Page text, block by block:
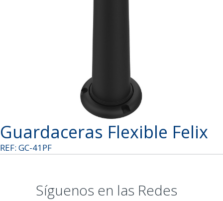
Guardaceras Flexible Felix
REF: GC-41PF
Síguenos en las Redes